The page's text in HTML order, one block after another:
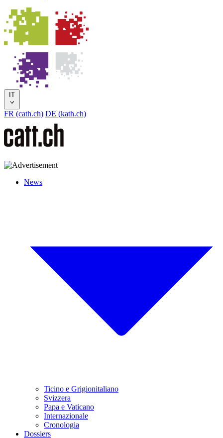
IT
FR (cath.ch) DE (kath.ch)
News
Ticino e Grigionitaliano
Svizzera
Papa e Vaticano
Internazionale
Cronologia
Dossiers